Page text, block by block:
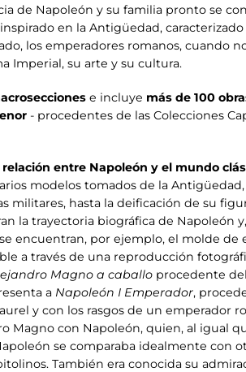
de Napoleón y su familia pronto se
en la Antigüedad,
los emperadores romanos, cuando
Imperial, su arte y su cultura.
e incluye más de 100
- procedentes de las Colecciones
relación entre Napoleón y el mundo
modelos tomados de la
hasta la deificación de su
la trayectoria biográfica de Napoleón
encuentran, por ejemplo, el molde de
a través de una reproducción
Magno a caballo procedente
a Napoleón I Emperador,
y con los rasgos de un emperador
Magno con Napoleón, quien, al igual
se comparaba idealmente con
También era conocida su